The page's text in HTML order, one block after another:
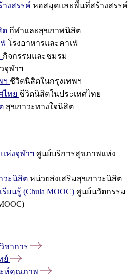
งสรรค์ หอสมุดและพื้นที่สร้างสรรค์
ต กีฬาและสุขภาพนิสิต
โรงอาหารและคาเฟ่
กิจกรรมและชมรม
จุฬาฯ
ฯ ชีวิตนิสิตในกรุงเทพฯ
ไทย ชีวิตนิสิตในประเทศไทย
สุขภาวะทางใจนิสิต
ห่งจุฬาฯ ศูนย์บริการสุขภาพแห่ง
วะนิสิต หน่วยส่งเสริมสุขภาวะนิสิต
ยนรู้ (Chula MOOC) ศูนย์นวัตกรรม
ชาการ
ย์
ะห์คุณภาพ